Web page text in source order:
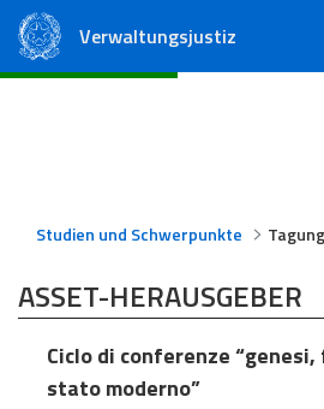
Verwaltungsjustiz
Studien und Schwerpunkte
ASSET-HERAUSGEBER
Ciclo di conferenze
stato moderno”